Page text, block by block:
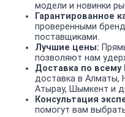
модели и новинки
Гарантированное
проверенными
поставщиками.
Лучшие цены:
позволяют нам
Доставка по всему
доставка в Алматы,
Атырау, Шымкент и
Консультация
помогут вам